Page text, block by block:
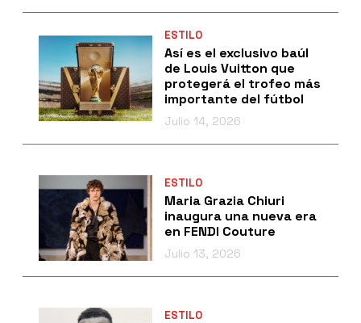
ESTILO
Así es el exclusivo baúl
de Louis Vuitton que
protegerá el trofeo más
importante del fútbol
Julio 14, 2026
ESTILO
Maria Grazia Chiuri
inaugura una nueva era
en FENDI Couture
Julio 13, 2026
ESTILO